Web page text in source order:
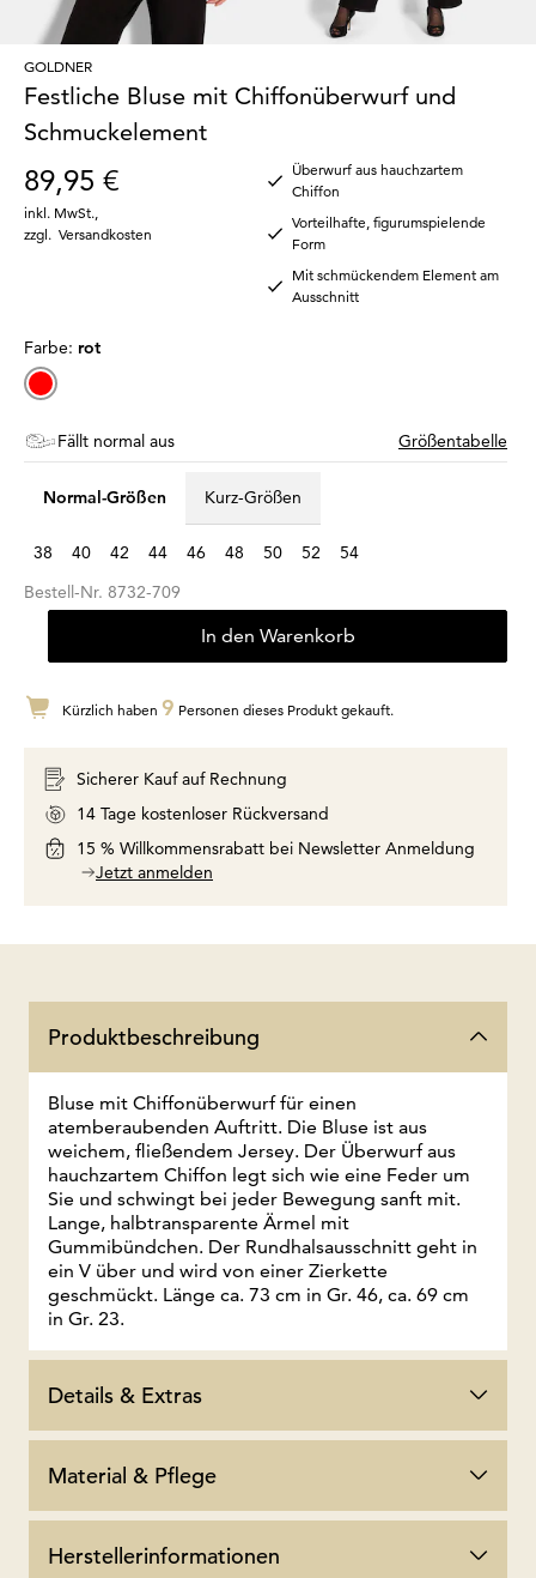
GOLDNER
Festliche Bluse mit Chiffonüberwurf und
Schmuckelement
89,95 €
inkl. MwSt.
zzgl. Versandkosten
Überwurf aus hauchzartem
Chiffon
Vorteilhafte, figurumspielende
Form
Mit schmückendem Element am
Ausschnitt
Farbe: rot
Fällt normal aus Größentabelle
Normal-Größen Kurz-Größen
38 40 42 44 46 48 50 52
54
Bestell-Nr. 8732-709
In den Warenkorb
Kürzlich haben 9 Personen dieses Produkt gekauft.
Sicherer Kauf auf Rechnung
14 Tage kostenloser Rückversand
15 % Willkommensrabatt bei Newsletter Anmeldung
Jetzt anmelden
Produktbeschreibung
Bluse mit Chiffonüberwurf für einen
atemberaubenden Auftritt. Die Bluse ist aus
weichem, fließendem Jersey. Der Überwurf aus
hauchzartem Chiffon legt sich wie eine Feder um
Sie und schwingt bei jeder Bewegung sanft mit.
Lange, halbtransparente Ärmel mit
Gummibündchen. Der Rundhalsausschnitt geht in
ein V über und wird von einer Zierkette
geschmückt. Länge ca. 73 cm in Gr. 46, ca. 69 cm
in Gr. 23.
Details & Extras
Material & Pflege
Herstellerinformationen